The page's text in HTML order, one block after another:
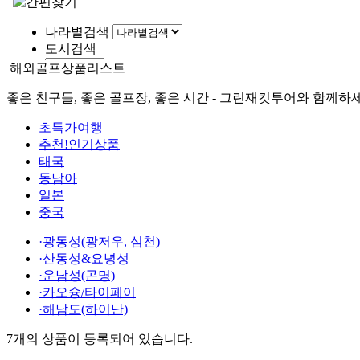
해외골프상품리스트
좋은 친구들, 좋은 골프장, 좋은 시간 - 그린재킷투어와 함께하
초특가여행
추천!인기상품
태국
동남아
일본
중국
·광동성(광저우, 심천)
·산동성&요녕성
·운남성(곤명)
·카오슝/타이페이
·해남도(하이난)
7개 의 상품이 등록되어 있습니다.